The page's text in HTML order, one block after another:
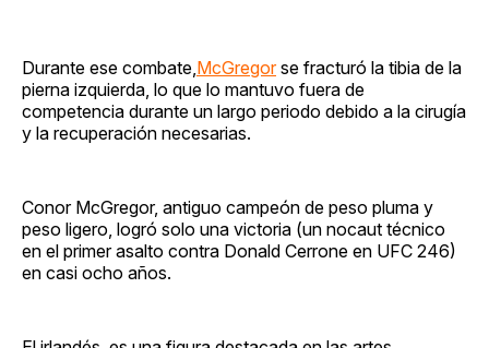
Durante ese combate, McGregorse fracturó la tibia de la
pierna izquierda, lo que lo mantuvo fuera de
competencia durante un largo periodo debido a la cirugía
y la recuperación necesarias.
Conor McGregor, antiguo campeón de peso pluma y
peso ligero, logró solo una victoria (un nocaut técnico
en el primer asalto contra Donald Cerrone en UFC 246)
en casi ocho años.